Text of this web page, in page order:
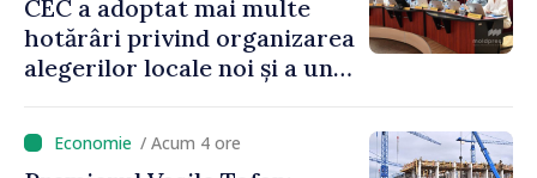
CEC a adoptat mai multe
hotărâri privind organizarea
alegerilor locale noi și a unui
Delacău, raionul Anenii Noi
/ Acum 4 ore